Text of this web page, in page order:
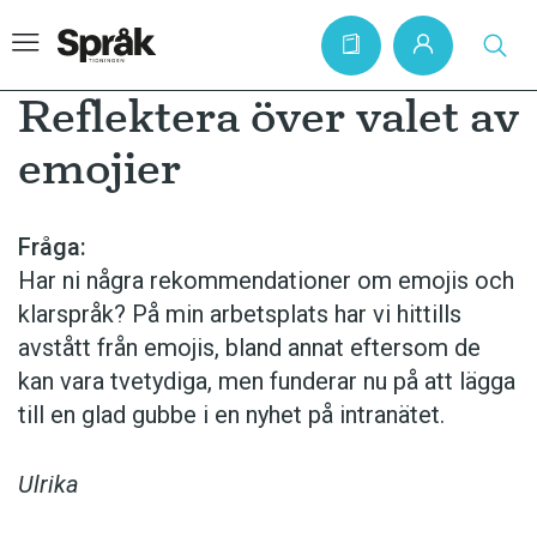
Artiklar
Krönikor
Språkfrågor
Skrivtips
Bokrecensioner
Reflektera över valet av
emojier
Fråga:
Har ni några rekommendationer om emojis och
klarspråk? På min arbetsplats har vi hittills
avstått från emojis, bland annat eftersom de
kan vara tvetydiga, men funderar nu på att lägga
till en glad gubbe i en nyhet på intranätet.
Ulrika